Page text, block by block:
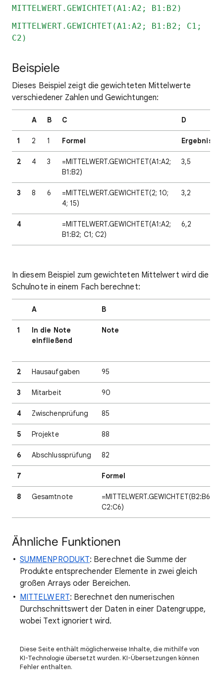
MITTELWERT.GEWICHTET(A1:A2; B1:B2)
MITTELWERT.GEWICHTET(A1:A2; B1:B2; C1;
C2)
Beispiele
Dieses Beispiel zeigt die gewichteten Mittelwerte
verschiedener Zahlen und Gewichtungen:
A B C D
1 2 1 Formel Ergebnis
2 4 3
=MITTELWERT.GEWICHTET(A1:A2;
B1:B2)
3,5
3 8 6
=MITTELWERT.GEWICHTET(2; 10;
4; 15)
3,2
4
=MITTELWERT.GEWICHTET(A1:A2;
B1:B2; C1; C2)
6,2
In diesem Beispiel zum gewichteten Mittelwert wird die
Schulnote in einem Fach berechnet:
A B
1
In die Note
einfließend
Note
2 Hausaufgaben 95
3 Mitarbeit 90
4 Zwischenprüfung 85
5 Projekte 88
6 Abschlussprüfung 82
7 Formel
8 Gesamtnote
=MITTELWERT.GEWICHTET(B2:B6;
C2:C6)
Ähnliche Funktionen
SUMMENPRODUKT: Berechnet die Summe der
Produkte entsprechender Elemente in zwei gleich
großen Arrays oder Bereichen.
MITTELWERT: Berechnet den numerischen
Durchschnittswert der Daten in einer Datengruppe,
wobei Text ignoriert wird.
Diese Seite enthält möglicherweise Inhalte, die mithilfe von
KI-Technologie übersetzt wurden. KI-Übersetzungen können
Fehler enthalten.